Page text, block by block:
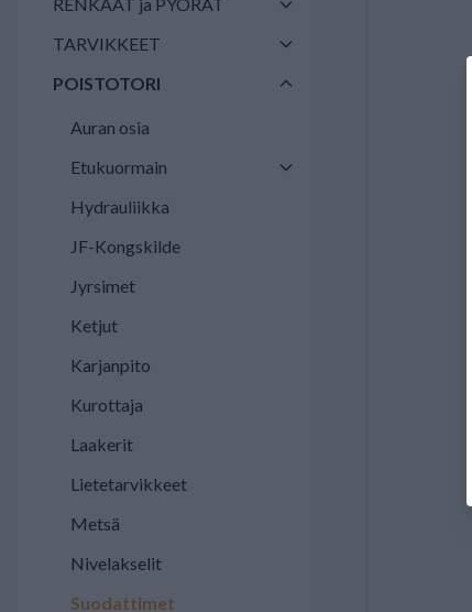
TARVIKKEET
POISTOTORI
Auran osia
Etukuormain
Hydrauliikka
JF-Kongskilde
Jyrsimet
Ketjut
Karjanpito
Kurottaja
Laakerit
Lietetarvikkeet
Metsä
Nivelakselit
Suodattimet